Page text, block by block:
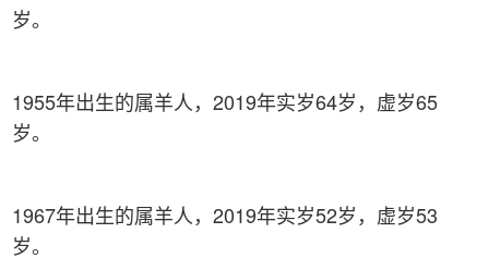
岁。
1955年出生的属羊人，2019年实岁64岁，虚岁65
岁。
1967年出生的属羊人，2019年实岁52岁，虚岁53
岁。